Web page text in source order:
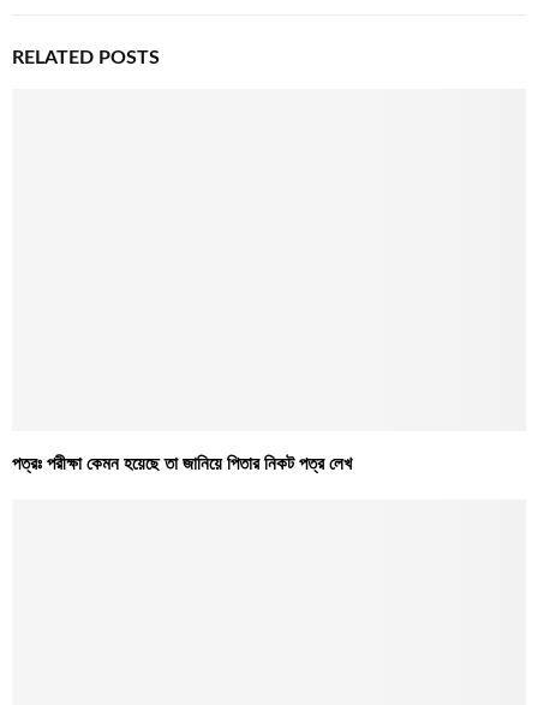
RELATED POSTS
পত্রঃ পরীক্ষা কেমন হয়েছে তা জানিয়ে পিতার নিকট পত্র লেখ